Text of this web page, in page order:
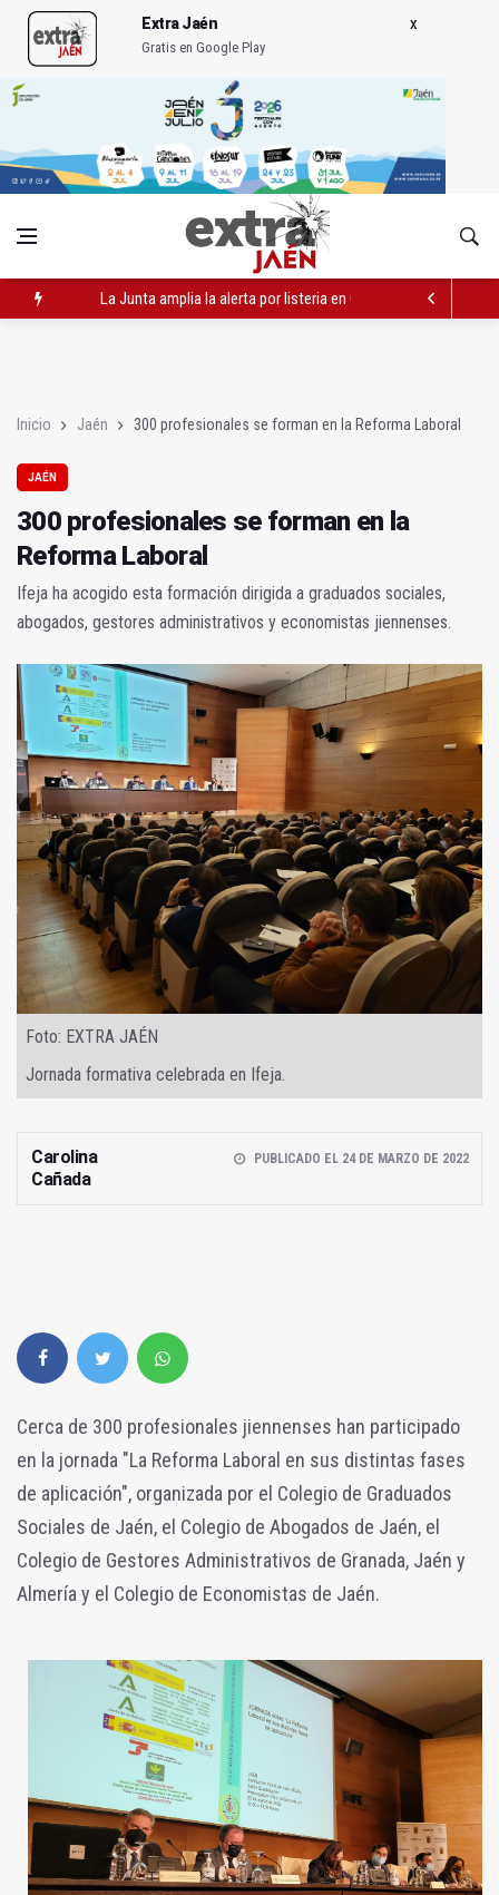
Extra Jaén
Gratis en Google Play
La Junta amplia la alerta por listeria en Granada, Jaén y Sevilla
Inicio Jaén 300 profesionales se forman en la Reforma Laboral
JAÉN
300 profesionales se forman en la
Reforma Laboral
Ifeja ha acogido esta formación dirigida a graduados sociales,
abogados, gestores administrativos y economistas jiennenses.
Foto: EXTRA JAÉN
Jornada formativa celebrada en Ifeja.
Carolina
Cañada
PUBLICADO EL 24 DE MARZO DE 2022
Cerca de 300 profesionales jiennenses han participado
en la jornada "La Reforma Laboral en sus distintas fases
de aplicación", organizada por el Colegio de Graduados
Sociales de Jaén, el Colegio de Abogados de Jaén, el
Colegio de Gestores Administrativos de Granada, Jaén y
Almería y el Colegio de Economistas de Jaén.